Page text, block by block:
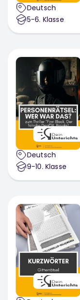
Deutsch
5-6. Klasse
Deutsch
9-10. Klasse